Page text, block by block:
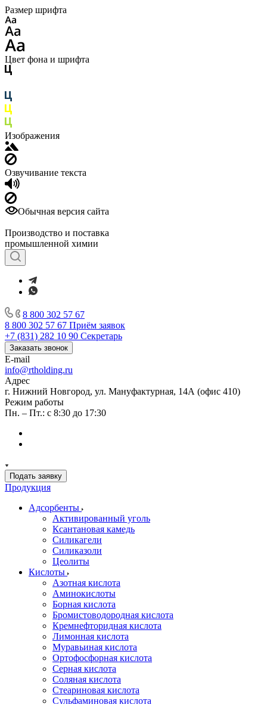
Размер шрифта
Цвет фона и шрифта
Изображения
Озвучивание текста
Обычная версия сайта
Производство и поставка
промышленной химии
8 800 302 57 67
8 800 302 57 67 Приём заявок
+7 (831) 282 10 90 Секретарь
Заказать звонок
E-mail
info@rtholding.ru
Адрес
г. Нижний Новгород, ул. Мануфактурная, 14А (офис 410)
Режим работы
Пн. – Пт.: с 8:30 до 17:30
Подать заявку
Продукция
Адсорбенты
Активированный уголь
Ксантановая камедь
Силикагели
Силиказоли
Цеолиты
Кислоты
Азотная кислота
Аминокислоты
Борная кислота
Бромистоводородная кислота
Кремнефторидная кислота
Лимонная кислота
Муравьиная кислота
Ортофосфорная кислота
Серная кислота
Соляная кислота
Стеариновая кислота
Сульфаминовая кислота